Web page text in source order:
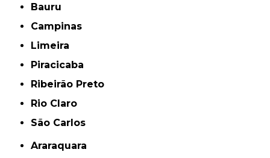
Bauru
Campinas
Limeira
Piracicaba
Ribeirão Preto
Rio Claro
São Carlos
Araraquara